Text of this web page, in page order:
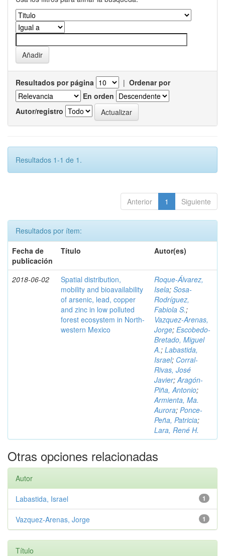
Resultados por página | Ordenar por
En orden
Autor/registro
Resultados 1-1 de 1.
Anterior 1 Siguiente
Resultados por ítem:
Fecha de
publicación
Título Autor(es)
2018-06-02
Spatial distribution,
mobility and bioavailability
of arsenic, lead, copper
and zinc in low polluted
forest ecosystem in North-
western Mexico
Roque-Álvarez,
Isela; Sosa-
Rodríguez,
Fabiola S.;
Vazquez-Arenas,
Jorge; Escobedo-
Bretado, Miguel
A.; Labastida,
Israel; Corral-
Rivas, José
Javier;Aragón-
Piña, Antonio;
Armienta, Ma.
Aurora; Ponce-
Peña, Patricia;
Lara, René H.
Otras opciones relacionadas
Autor
1
Labastida, Israel
1
Vazquez-Arenas, Jorge
Título